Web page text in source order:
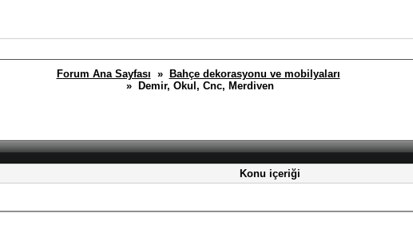
Forum Ana Sayfası »
Bahçe dekorasyonu ve mobilyaları
» Demir, Okul, Cnc, Merdiven
Konu içeriği